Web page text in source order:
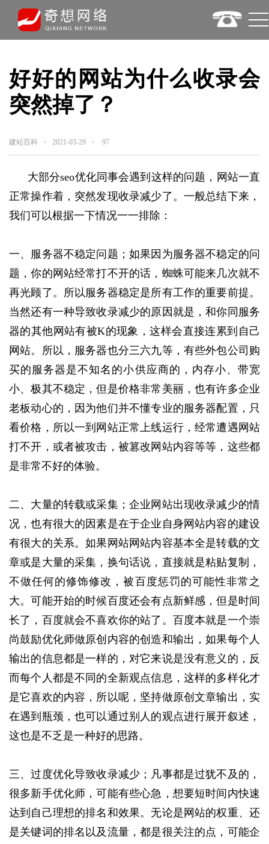
好好的网站为什么收录会
突然掉了？
建站百科 2021-03-29 97
大部分seo优化同事会遇到这样的问题，网站一直
正常操作着，突然发现收录减少了。一般总结下来，
我们可以根据一下情况一一排除：
一、服务器不稳定问题；如果因为服务器不稳定的问
题，你的网站经常打不开的话，蜘蛛可能来几次就不
再光顾了。所以服务器稳定是所有工作的重要前提。
当然还有一种导致收录减少的原因就是，和你同服务
器的其他网站有被K的现象，这样会直接连累到自己
网站。所以，服务器也分三六九等，有些外包公司购
买的服务器是不知名的小供应商的，内存小、带宽
小、极其不稳定，但是价格非常美丽，也有许多企业
老板动心的，因为他们并不懂专业的服务器配置，只
看价格，所以一到网站正常上线运行，经常遭遇网站
打不开，或者被攻击，被篡改网站内容等等，这些都
是非常不好的体验。
二、大量的转载或采集；企业网站出现收录减少的情
况，也有很大的因素是在于企业自身网站内容的建设
有很大的关系。如果网站网站内容基本全是转载的文
章或是大量的采集，换句话说，直接就是粘贴复制，
不做任何的修饰修改，被百度惩罚的可能性非常之
大。可能开始的时候百度还会有点新鲜感，但是时间
长了，百度就会不喜欢你的站了。百度本就是一个崇
尚鼓励优化师做原创内容的创造和输出，如果每个人
输出的信息都是一样的，对它来说是没有意义的，反
而每个人都是不同的全新观点信息，这样的多样化才
是它喜欢的内容，所以呢，坚持做原创文章输出，实
在遇到瓶颈，也可以通过别人的观点进行展开叙述，
这也是不乏是一种好的思路。
三、过度优化导致收录减少；凡事都是过犹不及的，
很多新手优化师，可能有些心急，想要短时间内快速
达到自己理想的排名和效果。无论是网站的权重、还
是关键词的排名以及流量，都是很关注的点，可能企